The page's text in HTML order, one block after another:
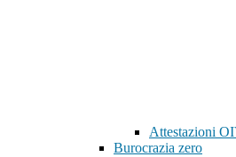
Attestazioni
Burocrazia zero